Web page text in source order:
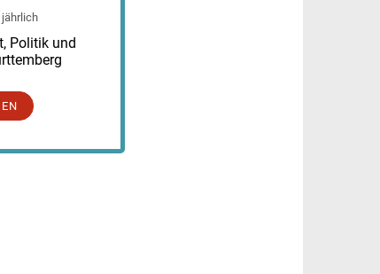
Politik und